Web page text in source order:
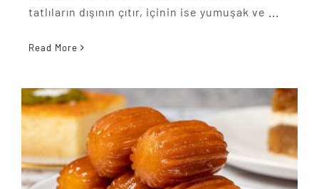
tatlıların dışının çıtır, içinin ise yumuşak ve
Read More